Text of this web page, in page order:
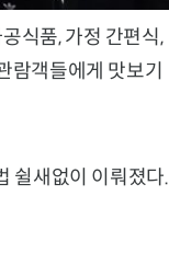
식품, 가정 간편식,
람객들에게 맛보기
쉴새없이 이뤄졌다.